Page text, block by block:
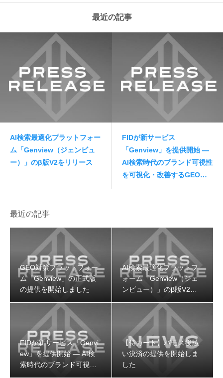
最近の記事
AI検索最適化プラットフォー
ム「Genview（ジェンビュ
ー）」のβ版V2をリリース
FIDが新サービス
「Genview」を提供開始 —
AI検索時代のブランド可視性
を可視化・改善するGEO専
用プラットフォーム
最近の記事
GEO対策プラットフォー
ム「Genview」の正式版
の提供を開始しました
AI検索最適化プラットフ
ォーム「Genview（ジェ
ンビュー）」のβ版V2を
FIDが新サービス「Genvi
ew」を提供開始 — AI検
索時代のブランド可視性
【侍カート】バモス後払
い決済の提供を開始しま
した